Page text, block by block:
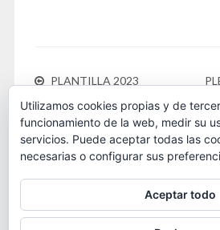
PLANTILLA 2023
Este obra está bajo unalicencia de
Reconocimiento-NoComercial 4.0
Utilizamos cookies propias y de
funcionamiento de la web, medir su
servicios. Puede aceptar todas las
necesarias o configurar sus
Aceptar todo